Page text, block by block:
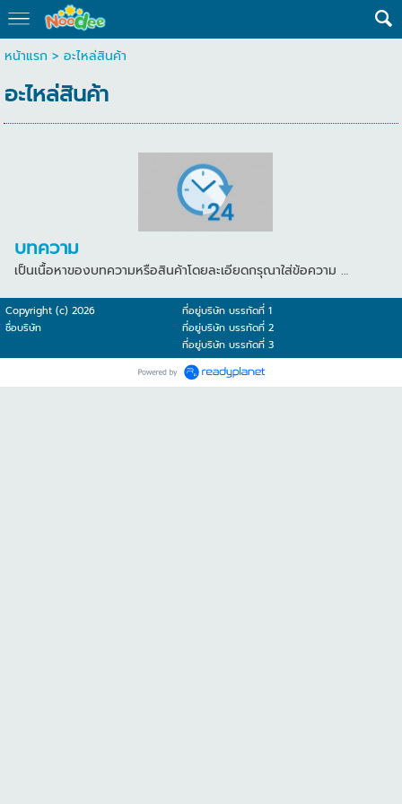
หน้าแรก > อะไหล่สินค้า
อะไหล่สินค้า
บทความ
เป็นเนื้อหาของบทความหรือสินค้าโดยละเอียดกรุณาใส่ข้อความ …
Copyright (c) 2026
ที่อยู่บริษัท บรรทัดที่ 1
ชื่อบริษัท
ที่อยู่บริษัท บรรทัดที่ 2
ที่อยู่บริษัท บรรทัดที่ 3